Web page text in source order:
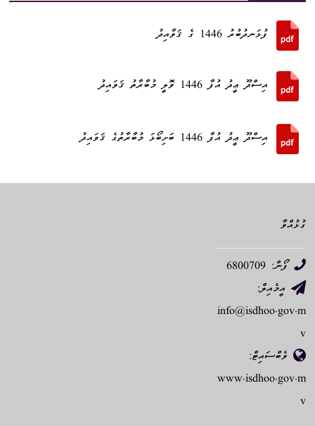
ފުޅަނދުބުރު 1446 ގެ ޤަވާއިދު
އިސްދޫ ޢީދު އުފާ 1446 ވޮލީ މުބާރާތު ޤަވައިދު
އިސްދޫ ޢީދު އުފާ 1446 ބަށިބޯޅަ މުބާރާތުގެ ޤަވައިދު
ގުޅުއްވާ
ފޯން: 6800709
އީމެއިލް:
info@isdhoo.gov.m
v
ވެބްސައިޓް:
www.isdhoo.gov.m
v